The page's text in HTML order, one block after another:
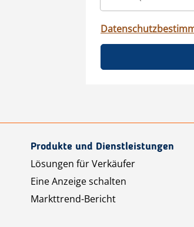
Produkte und Dienstleistungen
Lösungen für Verkäufer
Eine Anzeige schalten
Markttrend-Bericht